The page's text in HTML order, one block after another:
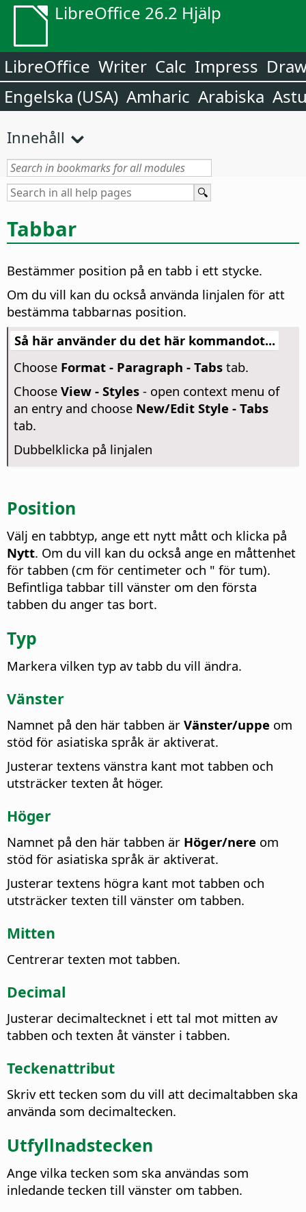
LibreOffice 26.2 Hjälp
LibreOffice Writer Calc Impress
Engelska (USA) Amharic Arabiska
Innehåll
Tabbar
Bestämmer position på en tabb i ett stycke.
Om du vill kan du också använda linjalen för att
bestämma tabbarnas position.
Så här använder du det här kommandot...
Choose Format - Paragraph - Tabstab.
Choose View - Styles- open context menu of
an entry and choose New/Edit Style - Tabs
tab.
Dubbelklicka på linjalen
Position
Välj en tabbtyp, ange ett nytt mått och klicka på
Nytt. Om du vill kan du också ange en måttenhet
för tabben (cm för centimeter och " för tum).
Befintliga tabbar till vänster om den första
tabben du anger tas bort.
Typ
Markera vilken typ av tabb du vill ändra.
Vänster
Namnet på den här tabben är Vänster/uppe om
stöd för asiatiska språk är aktiverat.
Justerar textens vänstra kant mot tabben och
utsträcker texten åt höger.
Höger
Namnet på den här tabben är Höger/nere om
stöd för asiatiska språk är aktiverat.
Justerar textens högra kant mot tabben och
utsträcker texten till vänster om tabben.
Mitten
Centrerar texten mot tabben.
Decimal
Justerar decimaltecknet i ett tal mot mitten av
tabben och texten åt vänster i tabben.
Teckenattribut
Skriv ett tecken som du vill att decimaltabben ska
använda som decimaltecken.
Utfyllnadstecken
Ange vilka tecken som ska användas som
inledande tecken till vänster om tabben.